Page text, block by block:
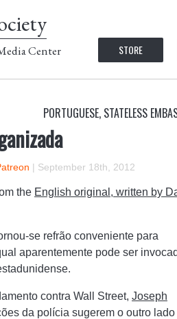
Center STORE
PORTUGUESE, STATELESS
| September 18th, 2012
the English original, written by
se refrão conveniente para
aparentemente pode ser
contra Wall Street, Joseph
da polícia sugerem o outro